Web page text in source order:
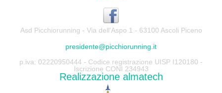
Asd Picchiorunning - Via dell'Aspo 1 - 63100 Ascoli Piceno
presidente@picchiorunning.it
p.iva: 02220950444 - Codice registrazione UISP I120180 -
Iscrizione CONI 234943
Realizzazione almatech